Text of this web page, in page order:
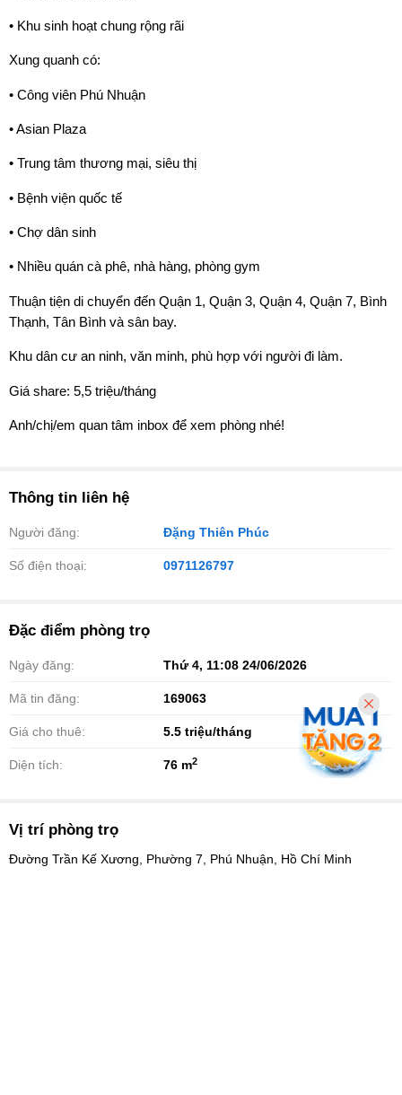
• Khu sinh hoạt chung rộng rãi
Xung quanh có:
• Công viên Phú Nhuận
• Asian Plaza
• Trung tâm thương mại, siêu thị
• Bệnh viện quốc tế
• Chợ dân sinh
• Nhiều quán cà phê, nhà hàng, phòng gym
Thuận tiện di chuyển đến Quận 1, Quận 3, Quận 4, Quận 7, Bình
Thạnh, Tân Bình và sân bay.
Khu dân cư an ninh, văn minh, phù hợp với người đi làm.
Giá share: 5,5 triệu/tháng
Anh/chị/em quan tâm inbox để xem phòng nhé!
Thông tin liên hệ
Người đăng: Đặng Thiên Phúc
Số điện thoại: 0971126797
Đặc điểm phòng trọ
Ngày đăng: Thứ 4, 11:08 24/06/2026
Mã tin đăng: 169063
Giá cho thuê: 5.5 triệu/tháng
Diện tích: 76 m2
Vị trí phòng trọ
Đường Trần Kế Xương, Phường 7, Phú Nhuận, Hồ Chí Minh